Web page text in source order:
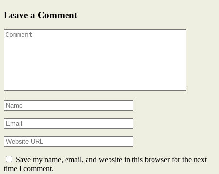
Leave a Comment
Save my name, email, and website in this browser for the next
time I comment.